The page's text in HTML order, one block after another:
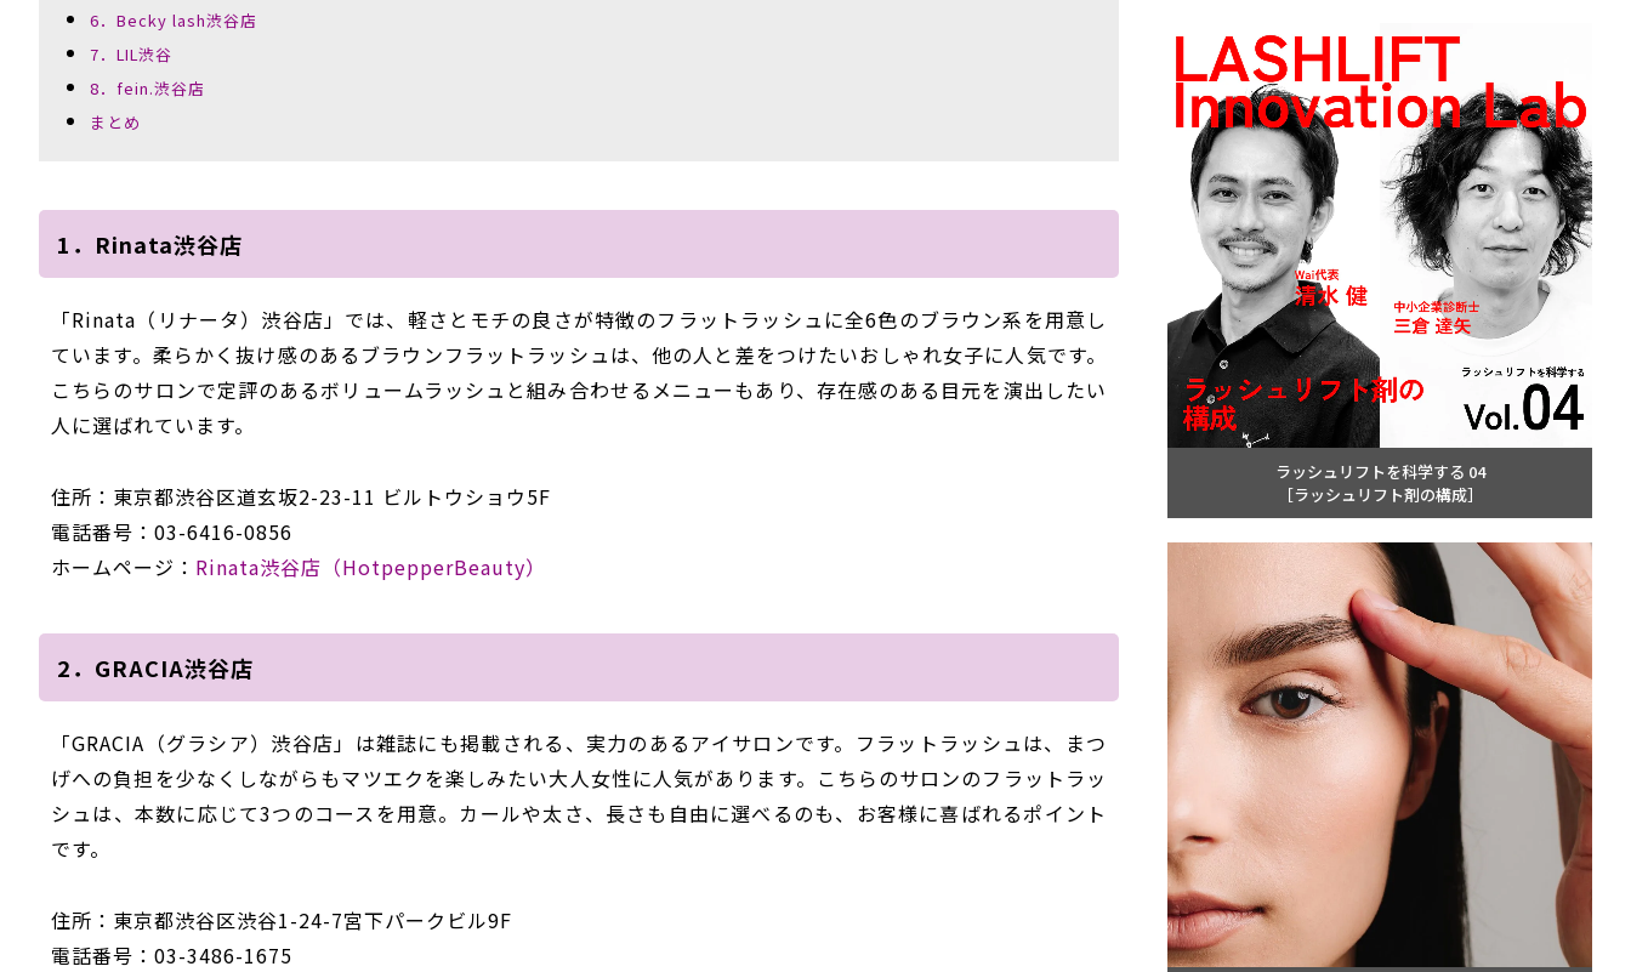
6．Becky lash渋谷店
7．LIL渋谷
8．fein.渋谷店
まとめ
1．Rinata渋谷店
「Rinata（リナータ）渋谷店」では、軽さとモチの良さが特徴のフラットラッシュに全6色のブラウン系を用意し
ています。柔らかく抜け感のあるブラウンフラットラッシュは、他の人と差をつけたいおしゃれ女子に人気です。
こちらのサロンで定評のあるボリュームラッシュと組み合わせるメニューもあり、存在感のある目元を演出したい
人に選ばれています。
住所：東京都渋谷区道玄坂2-23-11 ビルトウショウ5F
電話番号：03-6416-0856
ホームページ： Rinata渋谷店（HotpepperBeauty）
2．GRACIA渋谷店
「GRACIA（グラシア）渋谷店」は雑誌にも掲載される、実力のあるアイサロンです。フラットラッシュは、まつ
げへの負担を少なくしながらもマツエクを楽しみたい大人女性に人気があります。こちらのサロンのフラットラッ
シュは、本数に応じて3つのコースを用意。カールや太さ、長さも自由に選べるのも、お客様に喜ばれるポイント
です。
住所：東京都渋谷区渋谷1-24-7宮下パークビル9F
電話番号：03-3486-1675
ラッシュリフトを科学する 04
［ラッシュリフト剤の構成］